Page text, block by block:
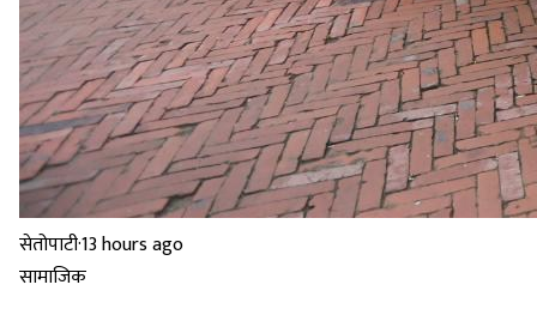
सेतोपाटी·13 hours ago
सामाजिक